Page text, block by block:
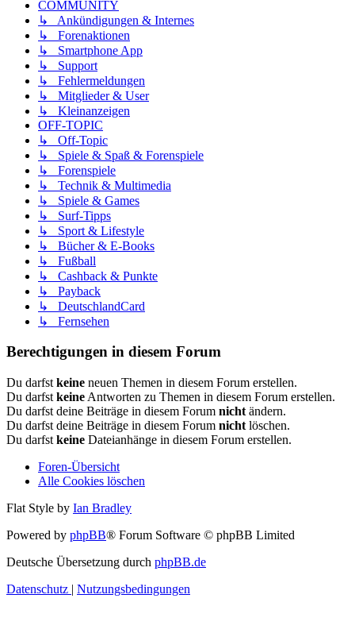
COMMUNITY
↳ Ankündigungen & Internes
↳ Forenaktionen
↳ Smartphone App
↳ Support
↳ Fehlermeldungen
↳ Mitglieder & User
↳ Kleinanzeigen
OFF-TOPIC
↳ Off-Topic
↳ Spiele & Spaß & Forenspiele
↳ Forenspiele
↳ Technik & Multimedia
↳ Spiele & Games
↳ Surf-Tipps
↳ Sport & Lifestyle
↳ Bücher & E-Books
↳ Fußball
↳ Cashback & Punkte
↳ Payback
↳ DeutschlandCard
↳ Fernsehen
Berechtigungen in diesem Forum
Du darfst keine neuen Themen in diesem Forum erstellen.
Du darfst keine Antworten zu Themen in diesem Forum erstellen.
Du darfst deine Beiträge in diesem Forum nicht ändern.
Du darfst deine Beiträge in diesem Forum nicht löschen.
Du darfst keine Dateianhänge in diesem Forum erstellen.
Foren-Übersicht
Alle Cookies löschen
Flat Style by Ian Bradley
Powered by phpBB® Forum Software © phpBB Limited
Deutsche Übersetzung durch phpBB.de
Datenschutz | Nutzungsbedingungen